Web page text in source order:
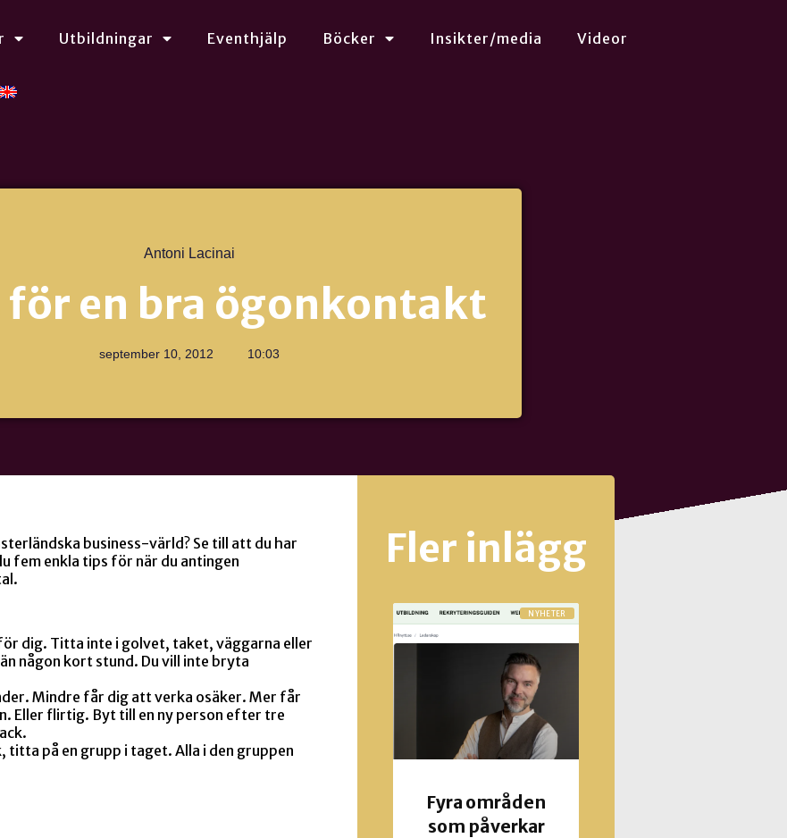
Utbildningar Eventhjälp Böcker Insikter/media Videor
Antoni Lacinai
för en bra ögonkontakt
september 10, 2012 10:03
business-värld? Se till att du har
fem enkla tips för när du antingen
dig. Titta inte i golvet, taket, väggarna eller
någon kort stund. Du vill inte bryta
Mindre får dig att verka osäker. Mer får
Eller flirtig. Byt till en ny person efter tre
titta på en grupp i taget. Alla i den gruppen
Fler inlägg
NYHETER
Fyra områden
som påverkar